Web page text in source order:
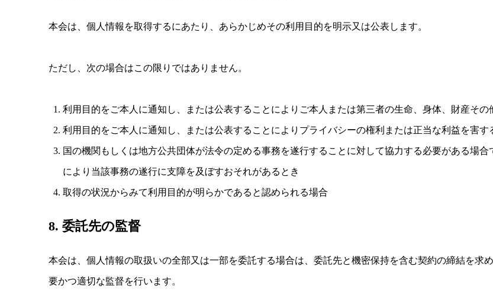
本会は、個人情報を取得するにあたり、あらかじめその利用目的を明示又は公表します。
ただし、次の場合はこの限りではありません。
利用目的をご本人に通知し、または公表することによりご本人または第三者の生命、身体、財産そ
利用目的をご本人に通知し、または公表することによりプライバシーの権利または正当な利益を害す
国の機関もしくは地方公共団体が法令の定める事務を遂行することに対して協力する必要がある場
により当該事務の遂行に支障を及ぼすおそれがあるとき
取得の状況からみて利用目的が明らかであると認められる場合
8. 委託先の監督
本会は、個人情報の取扱いの全部又は一部を委託する場合は、委託先と機密保持を含む契約の締結を求
要かつ適切な監督を行います。